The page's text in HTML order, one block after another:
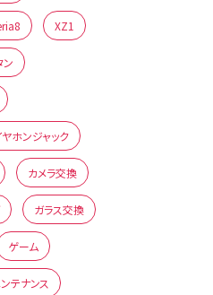
XZ1
ン
ヤホンジャック
カメラ交換
ガラス交換
ゲーム
テナンス